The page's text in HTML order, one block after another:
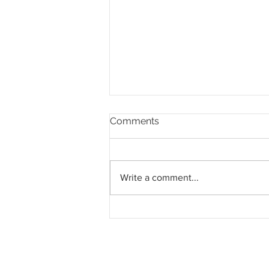
Comments
Write a comment...